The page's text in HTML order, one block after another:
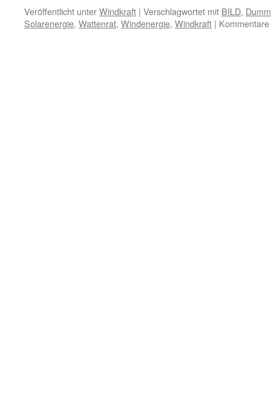
Veröffentlicht unterWindkraft | Verschlagwortet mit BILD,
Solarenergie, Wattenrat, Windenergie, Windkraft |